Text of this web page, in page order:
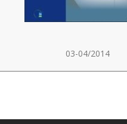
03-04/2014